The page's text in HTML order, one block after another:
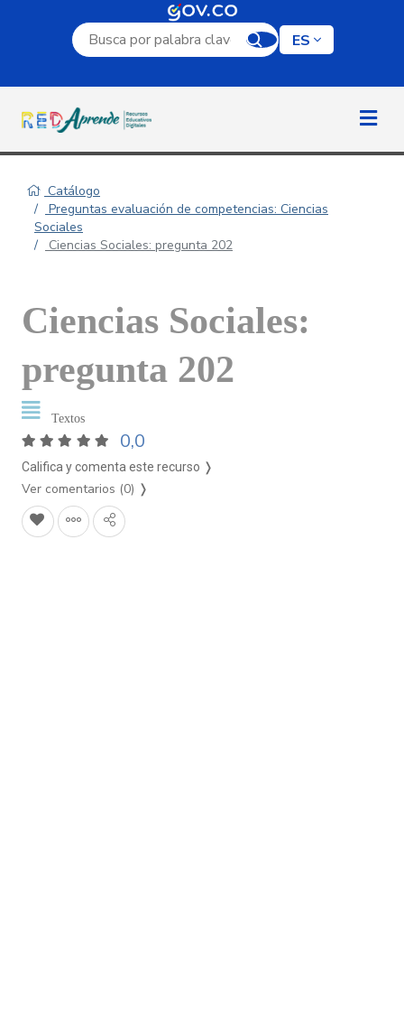
Campo de búsqueda por palabra clave
ES
Catálogo
Preguntas evaluación de competencias: Ciencias
Sociales
Ciencias Sociales: pregunta 202
Ciencias Sociales:
pregunta 202
Textos
0,0
Califica y comenta este recurso ❭
Ver comentarios (0) ❭